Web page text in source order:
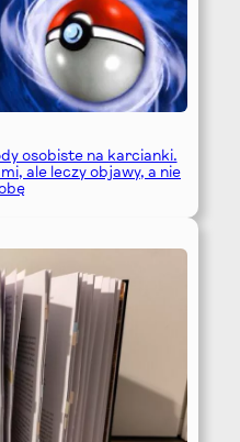
osobiste na karcianki.
ale leczy objawy, a nie